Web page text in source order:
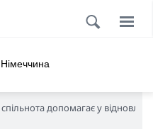
допомагає у